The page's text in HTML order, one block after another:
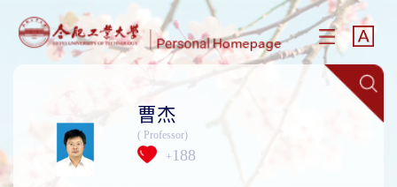
曹杰
( Professor)
+ 188